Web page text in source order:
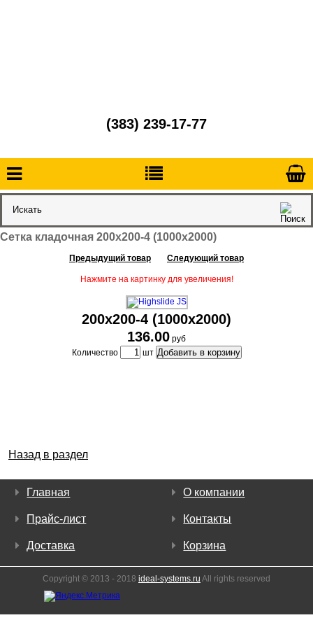
(383) 239-17-77
Сетка кладочная 200х200-4 (1000х2000)
Предыдущий товар Следующий товар
Нажмите на картинку для увеличения!
200х200-4 (1000х2000)
136.00 руб
Количество
шт Добавить в корзину
Назад в раздел
Главная О компании
Прайс-лист Контакты
Доставка Корзина
Copyright © 2013 - 2018 ideal-systems.ru All rights reserved